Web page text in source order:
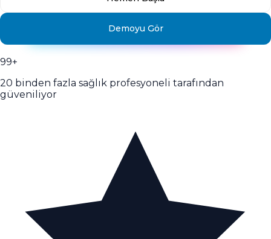
Demoyu Gör
99+
20 binden fazla sağlık profesyoneli tarafından
güveniliyor